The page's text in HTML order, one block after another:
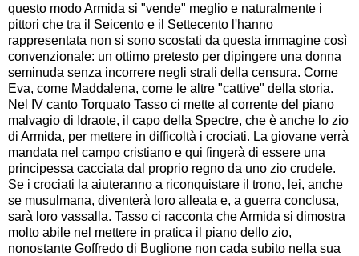
questo modo Armida si "vende" meglio e naturalmente i
pittori che tra il Seicento e il Settecento l'hanno
rappresentata non si sono scostati da questa immagine così
convenzionale: un ottimo pretesto per dipingere una donna
seminuda senza incorrere negli strali della censura. Come
Eva, come Maddalena, come le altre "cattive" della storia.
Nel IV canto Torquato Tasso ci mette al corrente del piano
malvagio di Idraote, il capo della Spectre, che è anche lo zio
di Armida, per mettere in difficoltà i crociati. La giovane verrà
mandata nel campo cristiano e qui fingerà di essere una
principessa cacciata dal proprio regno da uno zio crudele.
Se i crociati la aiuteranno a riconquistare il trono, lei, anche
se musulmana, diventerà loro alleata e, a guerra conclusa,
sarà loro vassalla. Tasso ci racconta che Armida si dimostra
molto abile nel mettere in pratica il piano dello zio,
nonostante Goffredo di Buglione non cada subito nella sua